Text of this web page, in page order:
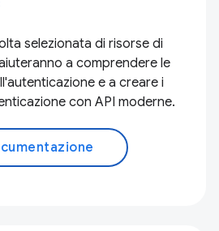
selezionata di risorse di
a comprendere le
e a creare i
con API moderne.